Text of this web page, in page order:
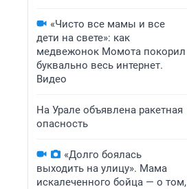
«Чисто все мамы и все
дети на свете»: как
медвежонок Момота покорил
буквально весь интернет.
Видео
На Урале объявлена ракетная
опасность
«Долго боялась
выходить на улицу». Мама
искалеченного бойца — о том,